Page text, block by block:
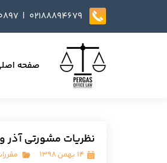
صفحه
| 02188894679
نظریات مشورتی آذر و دی ۱۳۹۸ در موضوع
۱۴ بهمن ۱۳۹۸